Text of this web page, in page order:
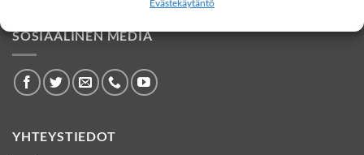
Evästekäytäntö
SOSIAALINEN MEDIA
YHTEYSTIEDOT